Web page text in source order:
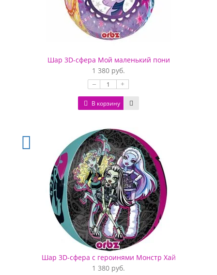
Шар 3D-сфера Мой маленький пони
1 380 руб.
– +
В корзину
Шар 3D-сфера с героинями Монстр Хай
1 380 руб.